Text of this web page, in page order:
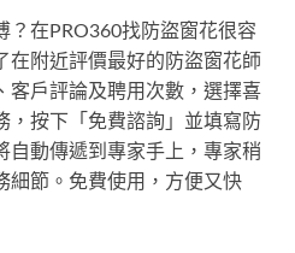
？在PRO360找防盜窗花很容
在附近評價最好的防盜窗花師
客戶評論及聘用次數，選擇喜
，按下「免費諮詢」並填寫防
自動傳遞到專家手上，專家稍
細節。免費使用，方便又快